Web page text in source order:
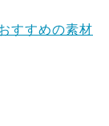
すすめの素材